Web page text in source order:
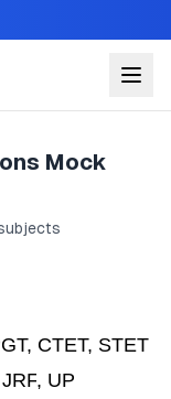
Mock
CTET, STET
, UP